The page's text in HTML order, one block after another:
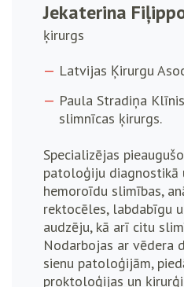
Jekaterina
ķirurgs
Latvijas Ķirurgu
Paula Stradiņa
slimnīcas ķirurgs.
Specializējas
patoloģiju diagnostikā
hemoroīdu slimības,
rektocēles, labdabīgu
audzēju, kā arī citu
Nodarbojas ar vēdera
sienu patoloģijām,
proktoloģijas un